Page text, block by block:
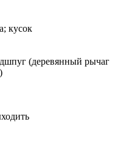
кусок
(деревянный рычаг